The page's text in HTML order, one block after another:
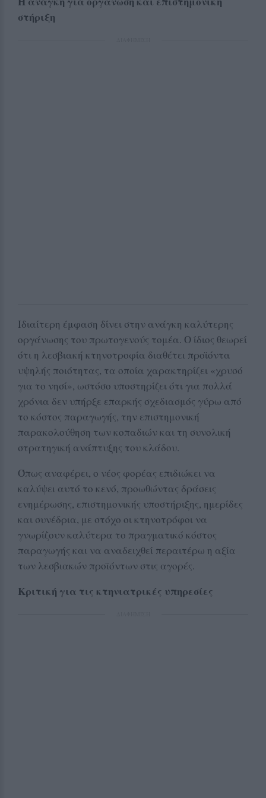
στήριξη
Ιδιαίτερη έμφαση δίνει στην ανάγκη καλύτερης
οργάνωσης του πρωτογενούς τομέα. Ο ίδιος θεωρεί
ότι η λεσβιακή κτηνοτροφία διαθέτει προϊόντα
υψηλής ποιότητας, τα οποία χαρακτηρίζει «χρυσό
για το νησί», ωστόσο υποστηρίζει ότι για πολλά
χρόνια δεν υπήρξε επαρκής σχεδιασμός γύρω από
το κόστος παραγωγής, την επιστημονική
παρακολούθηση των κοπαδιών και τη συνολική
στρατηγική ανάπτυξης του κλάδου.
Όπως αναφέρει, ο νέος φορέας επιδιώκει να
καλύψει αυτό το κενό, προωθώντας δράσεις
ενημέρωσης, επιστημονικής υποστήριξης, ημερίδες
και συνέδρια, με στόχο οι κτηνοτρόφοι να
γνωρίζουν καλύτερα το πραγματικό κόστος
παραγωγής και να αναδειχθεί περαιτέρω η αξία
των λεσβιακών προϊόντων στις αγορές.
Κριτική για τις κτηνιατρικές υπηρεσίες